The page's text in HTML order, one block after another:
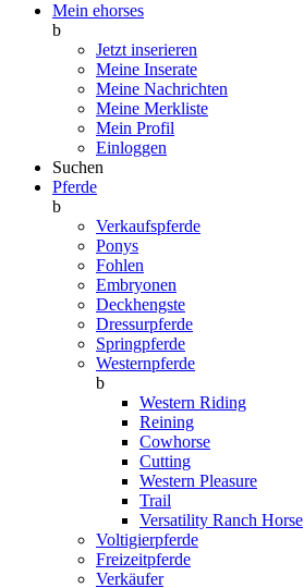
Mein ehorses
b
Jetzt inserieren
Meine Inserate
Meine Nachrichten
Meine Merkliste
Mein Profil
Einloggen
Suchen
Pferde
b
Verkaufspferde
Ponys
Fohlen
Embryonen
Deckhengste
Dressurpferde
Springpferde
Westernpferde
b
Western Riding
Reining
Cowhorse
Cutting
Western Pleasure
Trail
Versatility Ranch Horse
Voltigierpferde
Freizeitpferde
Verkäufer